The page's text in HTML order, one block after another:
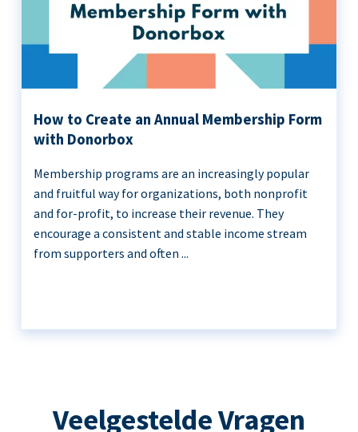
How to Create an Annual Membership Form
with Donorbox
Membership programs are an increasingly popular
and fruitful way for organizations, both nonprofit
and for-profit, to increase their revenue. They
encourage a consistent and stable income stream
from supporters and often ...
Veelgestelde Vragen